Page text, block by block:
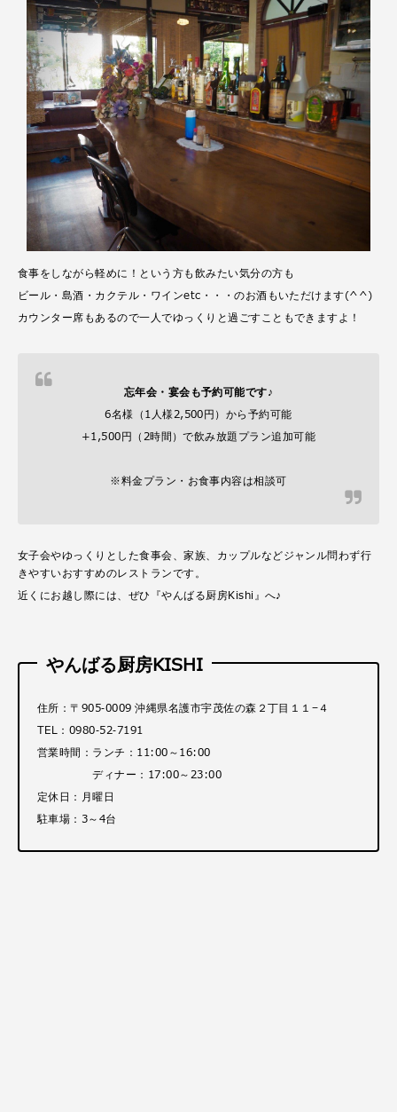
食事をしながら軽めに！という方も飲みたい気分の方も
ビール・島酒・カクテル・ワインetc・・・のお酒もいただけます(^^)
カウンター席もあるので一人でゆっくりと過ごすこともできますよ！
忘年会・宴会も予約可能です♪
6名様（1人様2,500円）から予約可能
+1,500円（2時間）で飲み放題プラン追加可能
※料金プラン・お食事内容は相談可
女子会やゆっくりとした食事会、家族、カップルなどジャンル問わず行
きやすいおすすめのレストランです。
近くにお越し際には、ぜひ『やんばる厨房Kishi』へ♪
やんばる厨房KISHI
住所：〒905-0009 沖縄県名護市宇茂佐の森２丁目１１−４
TEL：0980-52-7191
営業時間：ランチ：11:00～16:00
ディナー：17:00～23:00
定休日：月曜日
駐車場：3～4台